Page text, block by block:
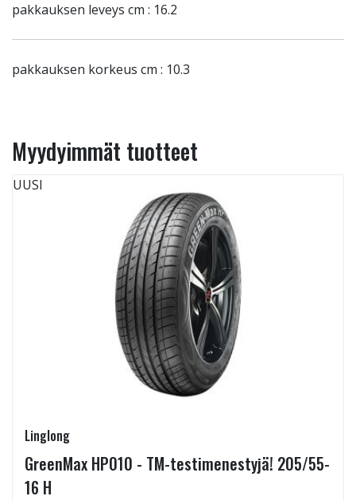
pakkauksen leveys cm : 16.2
pakkauksen korkeus cm : 10.3
Myydyimmät tuotteet
UUSI
Linglong
GreenMax HP010 - TM-testimenestyjä! 205/55-
16 H